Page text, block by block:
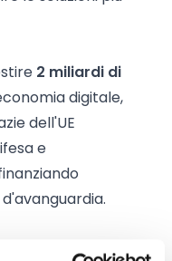
2 miliardi di
digitale,
dell'UE
e